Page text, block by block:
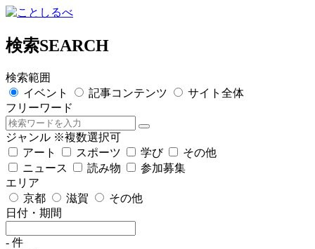
検索SEARCH
検索範囲
イベント
記事コンテンツ
サイト全体
フリーワード
ジャンル ※複数選択可
アート
スポーツ 学び
その他
ニュース
読み物
参加募集
エリア
京都
滋賀
その他
日付・期間
- 件